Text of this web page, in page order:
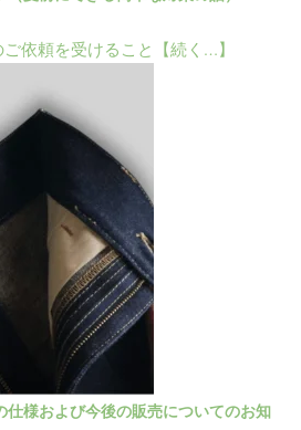
依頼を受けること【続く…】
仕様および今後の販売についてのお知